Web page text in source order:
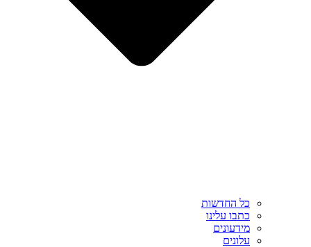
כל החדשות
כתבו עלינו
מידעונים
עלונים